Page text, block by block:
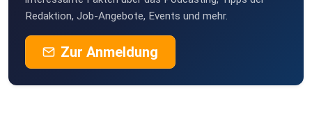
Redaktion, Job-Angebote, Events und mehr.
Zur Anmeldung